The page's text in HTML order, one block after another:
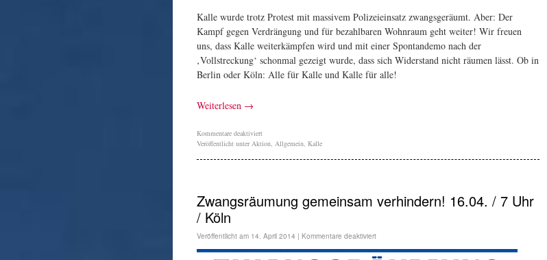
Kalle wurde trotz Protest mit massivem Polizeieinsatz zwangsgeräumt. Aber: Der
Kampf gegen Verdrängung und für bezahlbaren Wohnraum geht weiter! Wir freuen
uns, dass Kalle weiterkämpfen wird und mit einer Spontandemo nach der
‚Vollstreckung‘ schonmal gezeigt wurde, dass sich Widerstand nicht räumen lässt. Ob in
Berlin oder Köln: Alle für Kalle und Kalle für alle!
Weiterlesen →
Kommentare deaktiviert
Veröffentlicht unter Aktion, Allgemein, Kalle
Zwangsräumung gemeinsam verhindern! 16.04. / 7 Uhr
/ Köln
Veröffentlicht am 14. April 2014 | Kommentare deaktiviert